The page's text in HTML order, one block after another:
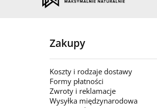
Zakupy
Koszty i rodzaje dostawy
Formy płatności
Zwroty i reklamacje
Wysyłka międzynarodowa